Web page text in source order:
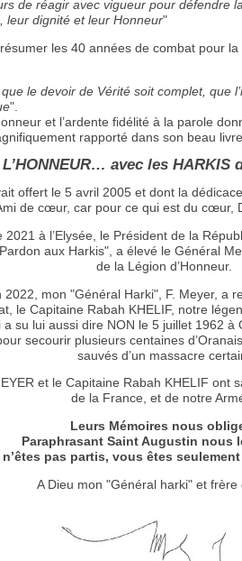
de réagir avec vigueur pour défendre
leur dignité et leur Honneur"
les 40 années de combat pour
le devoir de Vérité soit complet, que
".
et l’ardente fidélité à la parole
rapporté dans son beau
L’HONNEUR… avec les HARKIS
offert le 5 avril 2005 et dont la
de cœur, car pour ce qui est du cœur,
2021 à l’Elysée, le Président de la
aux Harkis", a élevé le Général
de la Légion d’Honneur.
2022, mon "Général Harki", F. Meyer, a
le Capitaine Rabah KHELIF, notre
a su lui aussi dire NON le 5 juillet 1962
secourir plusieurs centaines
sauvés d’un massacre
et le Capitaine Rabah KHELIF ont
de la France, et de notre
Leurs Mémoires nous
Paraphrasant Saint Augustin nous
n’êtes pas partis, vous êtes
A Dieu mon "Général harki" et frère